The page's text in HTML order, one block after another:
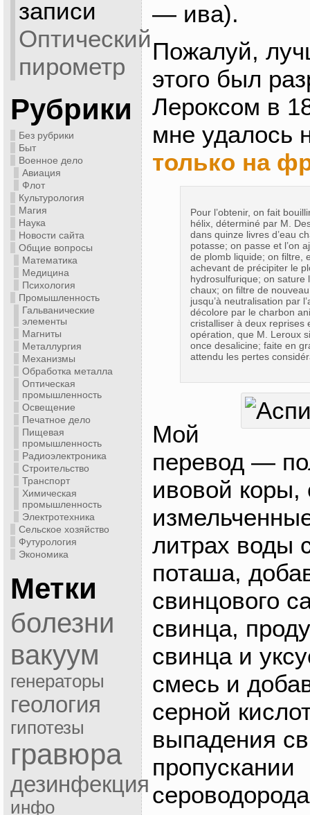
записи
Оптический
пирометр
Рубрики
Без рубрики
Быт
Военное дело
Авиация
Флот
Культурология
Магия
Наука
Новости сайта
Общие вопросы
Математика
Медицина
Психология
Промышленность
Гальванические
элементы
Магниты
Металлургия
Механизмы
Обработка металла
Оптическая
промышленность
Освещение
Печатное дело
Пищевая
промышленность
Радиоэлектроника
Строительство
Транспорт
Химическая
промышленность
Электротехника
Сельское хозяйство
Футурология
Экономика
Метки
болезни
вакуум
генераторы
геология
гипотезы
гравюра
дезинфекция
инфо
— ива).
Пожалуй,
этого был
Лероксом в
мне удалось
только на
Pour l’obtenir, on fait
hélix, déterminé par M.
dans quinze livres d’eau
potasse; on passe et l’on
de plomb liquide; on filtre,
achevant de précipiter le
hydrosulfurique; on sature
chaux; on filtre de
jusqu’à neutralisation par
décolore par le charbon
cristalliser à deux reprises
opération, que M. Leroux
once desalicine; faite en
attendu les pertes
Мой
перевод —
ивовой
литрах воды
поташа,
свинцового
свинца,
свинца и
смесь и
серной
выпадения
пропускании